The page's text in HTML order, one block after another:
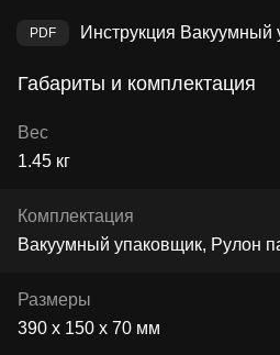
Габариты и комплектация
Вес
1.45 кг
Комплектация
Вакуумный упаковщик, Рулон
Размеры
390 х 150 х 70 мм